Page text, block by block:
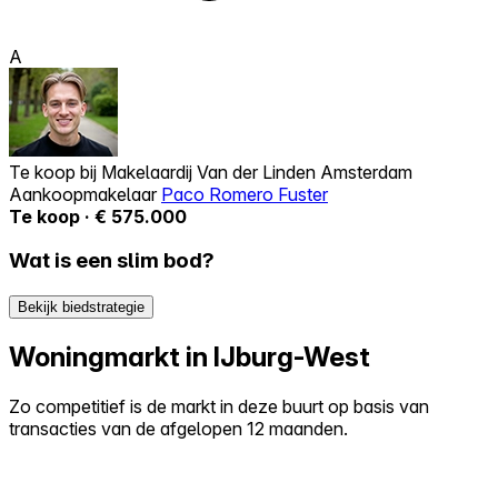
A
Te koop bij Makelaardij Van der Linden Amsterdam
Aankoopmakelaar Paco Romero Fuster
Te koop · € 575.000
Wat is een slim bod?
Bekijk biedstrategie
Woningmarkt in IJburg-West
Zo competitief is de markt in deze buurt op basis van
transacties van de afgelopen 12 maanden.